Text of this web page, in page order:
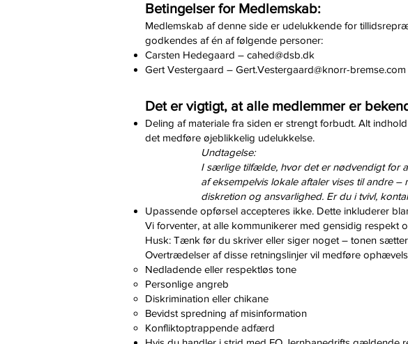
Betingelser for Medlemskab:
Medlemskab af denne side er udelukkende for
godkendes af én af følgende personer:
Carsten Hedegaard – cahed@dsb.dk
Gert Vestergaard – Gert.Vestergaard@knorr-bremse.com
Det er vigtigt, at alle medlemmer er
Deling af materiale fra siden er strengt forbudt. Alt
det medføre øjeblikkelig udelukkelse.
Undtagelse:
I særlige tilfælde, hvor det er nødvendigt for
af eksempelvis lokale aftaler vises til andre
diskretion og ansvarlighed. Er du i tvivl,
Upassende opførsel accepteres ikke. Dette inkluderer
Vi forventer, at alle kommunikerer med gensidig respekt
Husk: Tænk før du skriver eller siger noget – tonen
Overtrædelser af disse retningslinjer vil medføre
Nedladende eller respektløs tone
Personlige angreb
Diskrimination eller chikane
Bevidst spredning af misinformation
Konfliktoptrappende adfærd